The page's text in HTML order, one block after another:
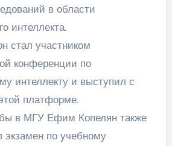
в области
интеллекта.
стал участником
конференции по
интеллекту и выступил с
платформе.
в МГУ Ефим Копелян также
по учебному